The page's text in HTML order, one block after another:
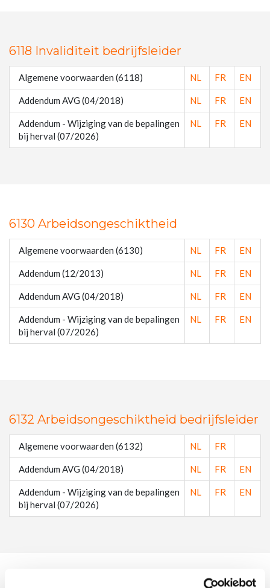
6118 Invaliditeit bedrijfsleider
Algemene voorwaarden (6118) NL FR EN
Addendum AVG (04/2018) NL FR EN
Addendum - Wijziging van de bepalingen
bij herval (07/2026)
NL FR EN
6130 Arbeidsongeschiktheid
Algemene voorwaarden (6130) NL FR EN
Addendum (12/2013) NL FR EN
Addendum AVG (04/2018) NL FR EN
Addendum - Wijziging van de bepalingen
bij herval (07/2026)
NL FR EN
6132 Arbeidsongeschiktheid bedrijfsleider
Algemene voorwaarden (6132) NL FR
Addendum AVG (04/2018) NL FR EN
Addendum - Wijziging van de bepalingen
bij herval (07/2026)
NL FR EN